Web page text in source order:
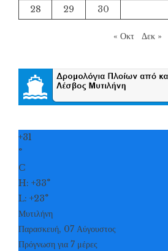
28
29 30
« Οκτ Δεκ »
+31
°
C
H: +33°
L: +23°
Μυτιλήνη
Παρασκευή, 07 Αύγουστος
Πρόγνωση για 7 μέρες